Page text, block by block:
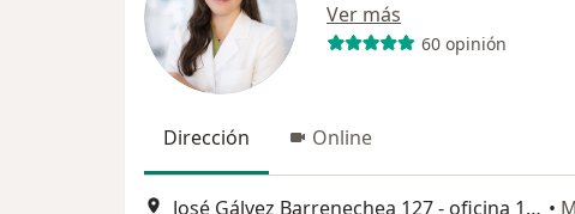
Ver más
60 opinión
Dirección Online
José Gálvez Barrenechea 127 - oficina 102, San Isidro •